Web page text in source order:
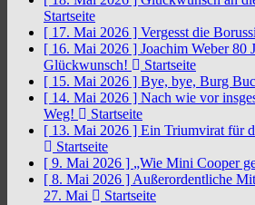
Startseite
[ 17. Mai 2026 ] Vergesst die
[ 16. Mai 2026 ] Joachim Weber 80
Glückwunsch!
Startseite
[ 15. Mai 2026 ] Bye, bye, Burg
[ 14. Mai 2026 ] Nach wie vor
Weg!
Startseite
[ 13. Mai 2026 ] Ein Triumvirat für
Startseite
[ 9. Mai 2026 ] „Wie Mini Cooper
[ 8. Mai 2026 ] Außerordentliche
27. Mai
Startseite